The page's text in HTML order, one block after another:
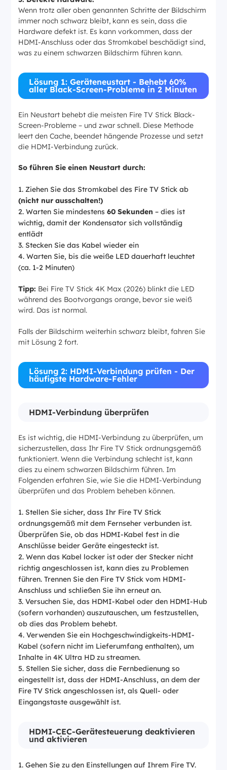
Wenn trotz aller oben genannten Schritte der Bildschirm
immer noch schwarz bleibt, kann es sein, dass die
Hardware defekt ist. Es kann vorkommen, dass der
HDMI-Anschluss oder das Stromkabel beschädigt sind,
was zu einem schwarzen Bildschirm führen kann.
Lösung 1: Geräteneustart - Behebt 60%
aller Black-Screen-Probleme in 2 Minuten
Ein Neustart behebt die meisten Fire TV Stick Black-
Screen-Probleme – und zwar schnell. Diese Methode
leert den Cache, beendet hängende Prozesse und setzt
die HDMI-Verbindung zurück.
So führen Sie einen Neustart durch:
Ziehen Sie das Stromkabel des Fire TV Stick ab
(nicht nur ausschalten!)
Warten Sie mindestens60 Sekunden – dies ist
wichtig, damit der Kondensator sich vollständig
entlädt
Stecken Sie das Kabel wieder ein
Warten Sie, bis die weiße LED dauerhaft leuchtet
(ca. 1-2 Minuten)
Tipp: Bei Fire TV Stick 4K Max (2026) blinkt die LED
während des Bootvorgangs orange, bevor sie weiß
wird. Das ist normal.
Falls der Bildschirm weiterhin schwarz bleibt, fahren Sie
mit Lösung 2 fort.
Lösung 2: HDMI-Verbindung prüfen - Der
häufigste Hardware-Fehler
HDMI-Verbindung überprüfen
Es ist wichtig, die HDMI-Verbindung zu überprüfen, um
sicherzustellen, dass Ihr Fire TV Stick ordnungsgemäß
funktioniert. Wenn die Verbindung schlecht ist, kann
dies zu einem schwarzen Bildschirm führen. Im
Folgenden erfahren Sie, wie Sie die HDMI-Verbindung
überprüfen und das Problem beheben können.
Stellen Sie sicher, dass Ihr Fire TV Stick
ordnungsgemäß mit dem Fernseher verbunden ist.
Überprüfen Sie, ob das HDMI-Kabel fest in die
Anschlüsse beider Geräte eingesteckt ist.
Wenn das Kabel locker ist oder der Stecker nicht
richtig angeschlossen ist, kann dies zu Problemen
führen. Trennen Sie den Fire TV Stick vom HDMI-
Anschluss und schließen Sie ihn erneut an.
Versuchen Sie, das HDMI-Kabel oder den HDMI-Hub
(sofern vorhanden) auszutauschen, um festzustellen,
ob dies das Problem behebt.
Verwenden Sie ein Hochgeschwindigkeits-HDMI-
Kabel (sofern nicht im Lieferumfang enthalten), um
Inhalte in 4K Ultra HD zu streamen.
Stellen Sie sicher, dass die Fernbedienung so
eingestellt ist, dass der HDMI-Anschluss, an dem der
Fire TV Stick angeschlossen ist, als Quell- oder
Eingangstaste ausgewählt ist.
HDMI-CEC-Gerätesteuerung deaktivieren
und aktivieren
Gehen Sie zu den Einstellungen auf Ihrem Fire TV.